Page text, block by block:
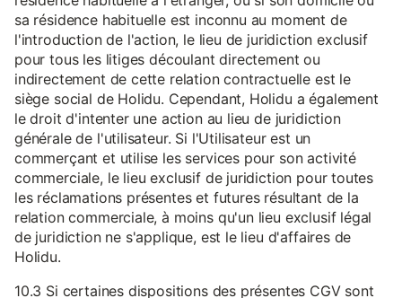
sa résidence habituelle est inconnu au moment de
l'introduction de l'action, le lieu de juridiction exclusif
pour tous les litiges découlant directement ou
indirectement de cette relation contractuelle est le
siège social de Holidu. Cependant, Holidu a également
le droit d'intenter une action au lieu de juridiction
générale de l'utilisateur. Si l'Utilisateur est un
commerçant et utilise les services pour son activité
commerciale, le lieu exclusif de juridiction pour toutes
les réclamations présentes et futures résultant de la
relation commerciale, à moins qu'un lieu exclusif légal
de juridiction ne s'applique, est le lieu d'affaires de
Holidu.
10.3 Si certaines dispositions des présentes CGV sont